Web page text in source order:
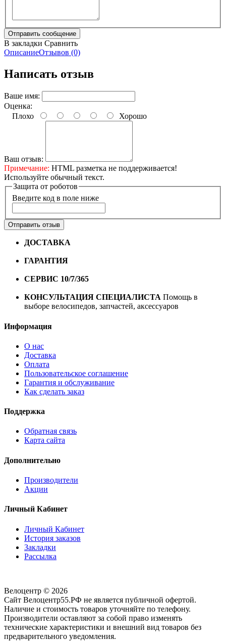
В закладки Сравнить
ОписаниеОтзывов (0)
Написать отзыв
Ваше имя:
Оценка:
Плохо
Хорошо
Ваш отзыв:
Примечание: HTML разметка не поддерживается!
Используйте обычный текст.
Защита от роботов
Введите код в поле ниже
Отправить отзыв
ДОСТАВКА
ГАРАНТИЯ
СЕРВИС 10/7/365
КОНСУЛЬТАЦИЯ СПЕЦИАЛИСТА Помощь в
выборе велосипедов, запчастей, аксессуаров
Информация
О нас
Доставка
Оплата
Пользовательское соглашение
Гарантия и обслуживание
Как сделать заказ
Поддержка
Обратная связь
Карта сайта
Дополнительно
Производители
Акции
Личный Кабинет
Личный Кабинет
История заказов
Закладки
Рассылка
Велоцентр © 2026
Сайт Велоцентр55.РФ не является публичной офертой.
Наличие и стоимость товаров уточняйте по телефону.
Производители оставляют за собой право изменять
технические характеристики и внешний вид товаров без
предварительного уведомления.